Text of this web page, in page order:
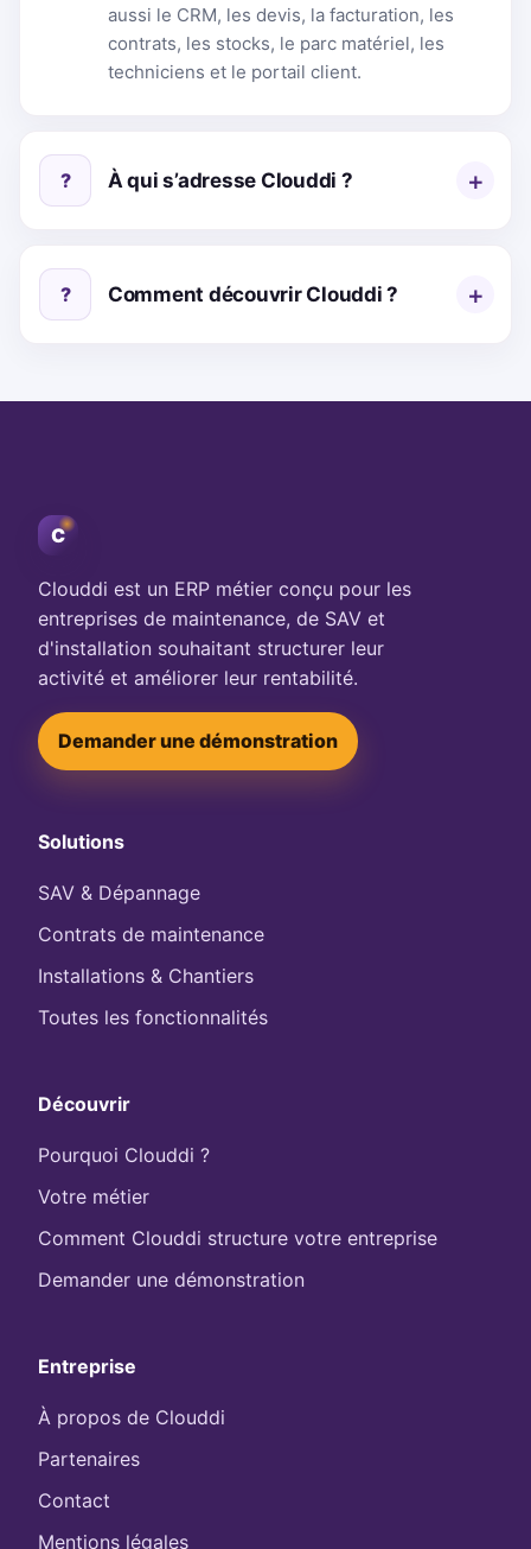
aussi le CRM, les devis, la facturation, les
contrats, les stocks, le parc matériel, les
techniciens et le portail client.
? À qui s’adresse Clouddi ?
? Comment découvrir Clouddi ?
C
Clouddi est un ERP métier conçu pour les
entreprises de maintenance, de SAV et
d'installation souhaitant structurer leur
activité et améliorer leur rentabilité.
Demander une démonstration
Solutions
SAV & Dépannage
Contrats de maintenance
Installations & Chantiers
Toutes les fonctionnalités
Découvrir
Pourquoi Clouddi ?
Votre métier
Comment Clouddi structure votre entreprise
Demander une démonstration
Entreprise
À propos de Clouddi
Partenaires
Contact
Mentions légales